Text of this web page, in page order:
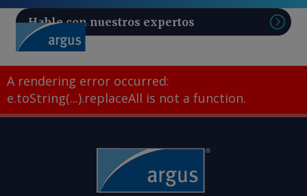
Hable con nuestros expertos
A rendering error occurred:
e.toString(...).replaceAll is not a function.